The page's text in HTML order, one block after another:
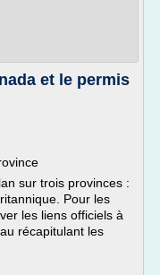
et le permis
sur trois provinces :
Pour les
les liens officiels à
récapitulant les